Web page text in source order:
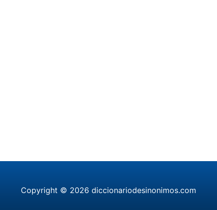
Copyright © 2026 diccionariodesinonimos.com